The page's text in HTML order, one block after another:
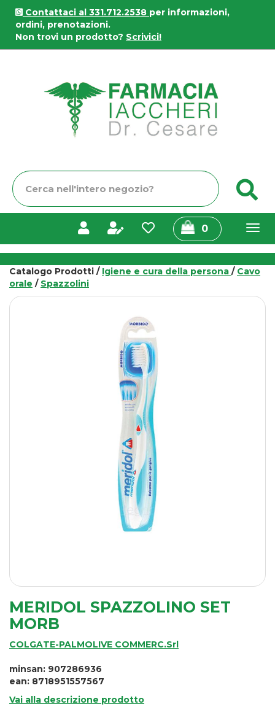
Passa
contenuto
principale
Contattaci al 331.712.2538 per informazioni,
ordini, prenotazioni.
Non trovi un prodotto? Scrivici!
Cerca
Prodotto
0prodotti
inseriti
Catalogo Prodotti / Igiene e cura della persona / Cavo
orale / Spazzolini
MERIDOL SPAZZOLINO SET
MORB
COLGATE-PALMOLIVE COMMERC.Srl
minsan: 907286936
ean: 8718951557567
Vai alla descrizione prodotto